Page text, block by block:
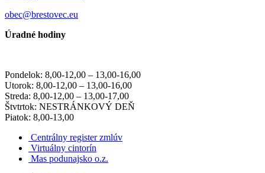
obec@brestovec.eu
Úradné hodiny
Pondelok: 8,00-12,00 – 13,00-16,00
Utorok: 8,00-12,00 – 13,00-16,00
Streda: 8,00-12,00 – 13,00-17,00
Štvtrtok: NESTRÁNKOVÝ DEŇ
Piatok: 8,00-13,00
Centrálny register zmlúv
Virtuálny cintorín
Mas podunajsko o.z.